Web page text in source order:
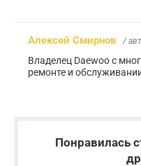
Алексей Смирнов /
Владелец Daewoo с
ремонте и
Понравилась